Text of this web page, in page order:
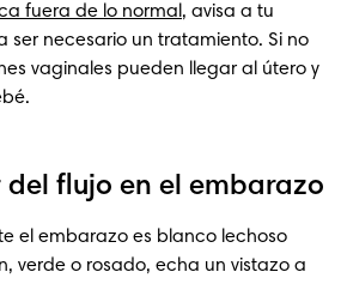
fuera de lo normal , avisa a tu
ser necesario un tratamiento. Si no
vaginales pueden llegar al útero y
del flujo en el embarazo
el embarazo es blanco lechoso
verde o rosado, echa un vistazo a